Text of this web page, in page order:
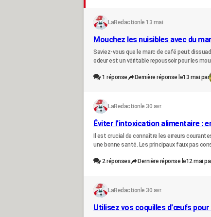
LaRedaction le 13 mai
Mouchez les nuisibles avec du
Saviez-vous que le marc de café peut
odeur est un véritable repoussoir pour les
1 réponse Dernière réponse le13 mai par
LaRedaction le 30 avr.
Éviter l'intoxication alimentaire :
Il est crucial de connaître les erreurs
une bonne santé. Les principaux faux pas
2réponses Dernière réponse le12 mai
LaRedaction le 30 avr.
Utilisez vos coquilles d'œufs